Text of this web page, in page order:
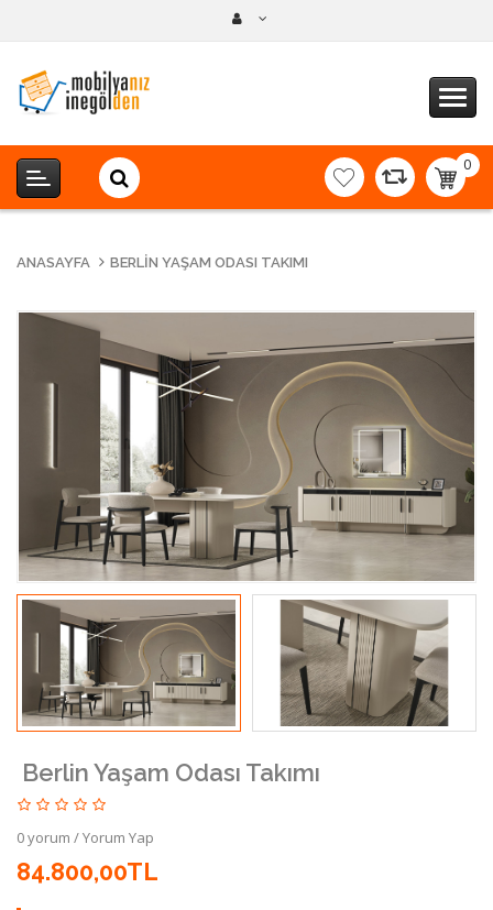
0
-
ANASAYFA BERLIN YAŞAM ODASI TAKIMI
Berlin Yaşam Odası Takımı
0 yorum /Yorum Yap
84.800,00TL